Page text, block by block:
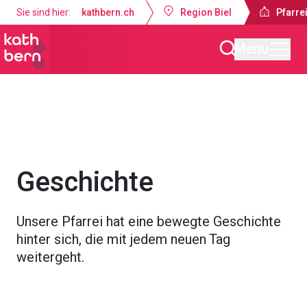
Sie sind hier: kathbern.ch Region Biel
Geschichte
Unsere Pfarrei hat eine bewegte Geschichte
hinter sich, die mit jedem neuen Tag
weitergeht.